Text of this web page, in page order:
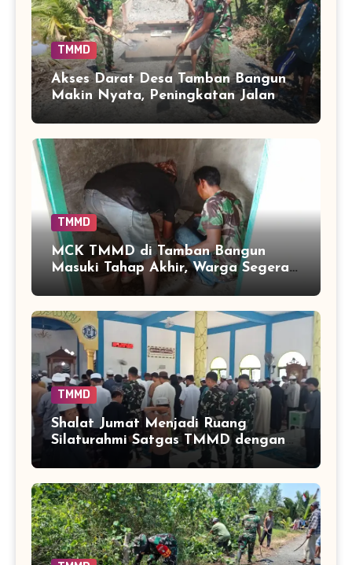
TMMD
Akses Darat Desa Tamban Bangun
Makin Nyata, Peningkatan Jalan
TMMD Sentuh 90 Persen
TMMD
MCK TMMD di Tamban Bangun
Masuki Tahap Akhir, Warga Segera
Nikmati Fasilitas Sanitasi yang
Lebih Layak
TMMD
Shalat Jumat Menjadi Ruang
Silaturahmi Satgas TMMD dengan
Warga Tamban Bangun